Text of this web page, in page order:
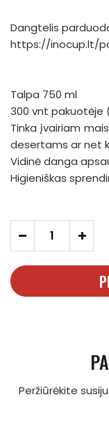
Dangtelis
https://inocup.lt/
Talpa 750 ml
300 vnt pakuotėje
Tinka įvairiam
desertams ar net
Vidinė danga
Higieniškas
- +
Peržiūrėkite